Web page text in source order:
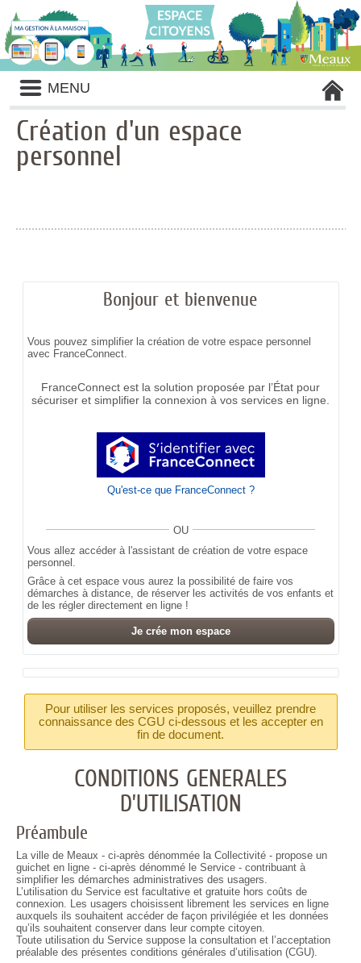
Liste
des
avertissements
MENU
Création d'un espace
personnel
Bonjour et bienvenue
Vous pouvez simplifier la création de votre espace personnel
avec FranceConnect.
FranceConnect est la solution proposée par l’État pour
sécuriser et simplifier la connexion à vos services en ligne.
Qu'est-ce que FranceConnect ?
OU
Vous allez accéder à l'assistant de création de votre espace
personnel.
Grâce à cet espace vous aurez la possibilité de faire vos
démarches à distance, de réserver les activités de vos enfants et
de les régler directement en ligne !
Je crée mon espace
Pour utiliser les services proposés, veuillez prendre
connaissance des CGU ci-dessous et les accepter en
fin de document.
CONDITIONS GENERALES
D’UTILISATION
Préambule
La ville de Meaux - ci-après dénommée la Collectivité - propose un
guichet en ligne - ci-après dénommé le Service - contribuant à
simplifier les démarches administratives des usagers.
L’utilisation du Service est facultative et gratuite hors coûts de
connexion. Les usagers choisissent librement les services en ligne
auxquels ils souhaitent accéder de façon privilégiée et les données
qu’ils souhaitent conserver dans leur compte citoyen.
Toute utilisation du Service suppose la consultation et l’acceptation
préalable des présentes conditions générales d’utilisation (CGU).